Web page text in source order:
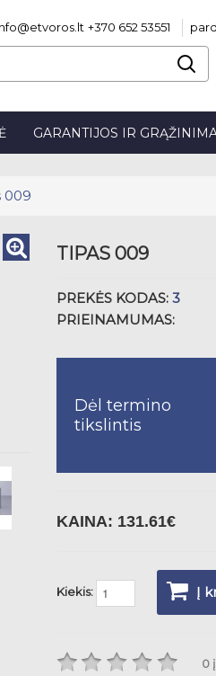
+370 652 53551
GARANTIJOS IR
009
TIPAS 009
PREKĖS KODAS: 3
PRIEINAMUMAS:
Dėl termino
tikslintis
KAINA: 131.61€
Kiekis: Į
0